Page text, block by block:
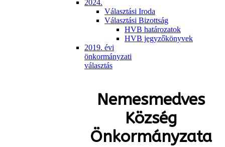
2024.
Választási Iroda
Választási Bizottság
HVB határozatok
HVB jegyzőkönyvek
2019. évi
önkormányzati
választás
Nemesmedves
Község
Önkormányzata